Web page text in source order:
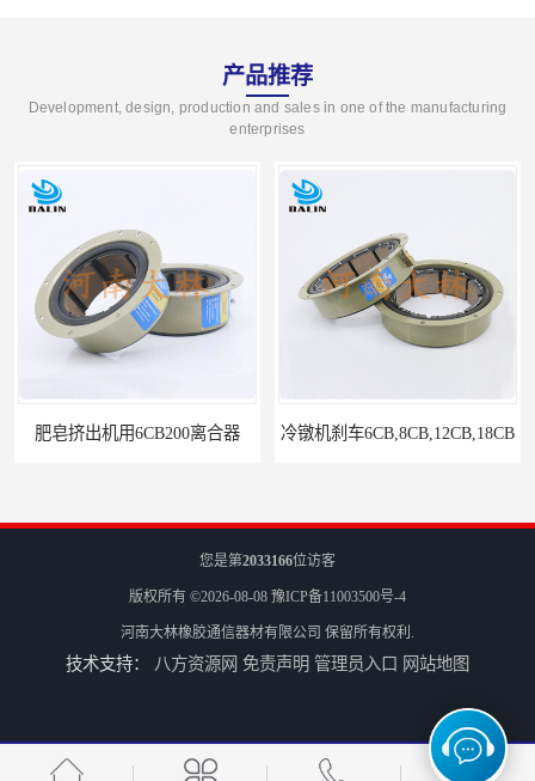
产品推荐
Development, design, production and sales in one of the manufacturing
enterprises
肥皂挤出机用6CB200离合器 冷镦机刹车6CB,8CB,12CB,18CB
冷镦机电机用小型8CB250离合器制动器刹车
您是第2033166位访客
版权所有 ©2026-08-08 豫ICP备11003500号-4
河南大林橡胶通信器材有限公司 保留所有权利.
技术支持： 八方资源网 免责声明 管理员入口 网站地图